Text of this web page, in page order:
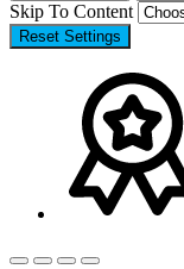
Skip To Content
Reset Settings